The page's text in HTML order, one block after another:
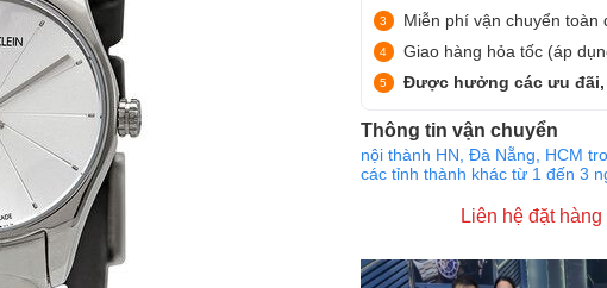
Miễn phí vận chuyển toàn
Giao hàng hỏa tốc (áp
Được hưởng các ưu đãi,
Thông tin vận chuyển
nội thành HN, Đà Nẵng, HCM
các tỉnh thành khác từ 1 đến 3
Liên hệ đặt hàng